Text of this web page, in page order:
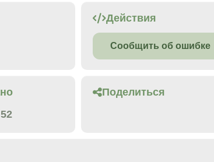
Действия
Сообщить об ошибке
Поделиться